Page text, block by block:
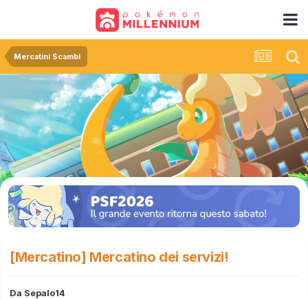
Mercatini Scambi
[Mercatino] Mercatino dei servizi!
Da Sepalo14